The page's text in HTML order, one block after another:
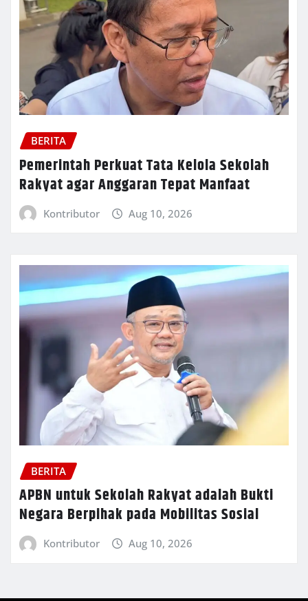
BERITA
Pemerintah Perkuat Tata Kelola Sekolah
Rakyat agar Anggaran Tepat Manfaat
Kontributor Aug 10, 2026
BERITA
APBN untuk Sekolah Rakyat adalah Bukti
Negara Berpihak pada Mobilitas Sosial
Kontributor Aug 10, 2026